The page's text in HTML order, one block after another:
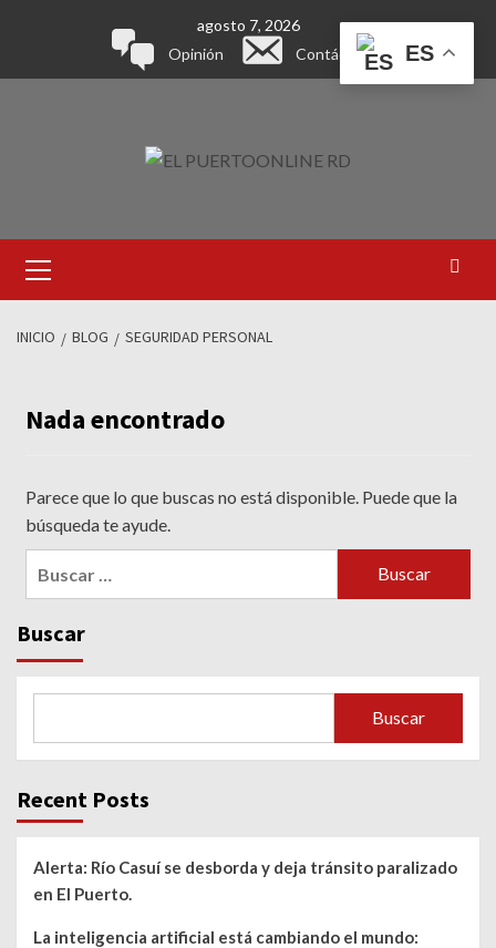
agosto 7, 2026
Opinión
Contáctanos
INICIO BLOG SEGURIDAD PERSONAL
Nada encontrado
Parece que lo que buscas no está disponible. Puede que la
búsqueda te ayude.
Buscar
Buscar
Recent Posts
Alerta: Río Casuí se desborda y deja tránsito paralizado
en El Puerto.
La inteligencia artificial está cambiando el mundo:
ES